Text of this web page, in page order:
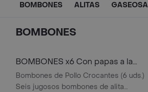
BOMBONES ALITAS GASEOSA
BOMBONES
BOMBONES x6 Con papas a la
Francesa
Bombones de Pollo Crocantes (6 uds.)
Seis jugosos bombones de alita